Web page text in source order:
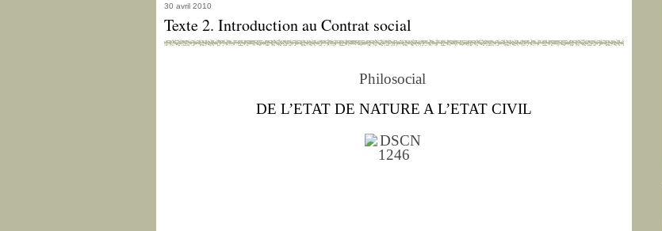
30 avril 2010
Texte 2. Introduction au Contrat social
Philosocial
DE L’ETAT DE NATURE A L’ETAT CIVIL